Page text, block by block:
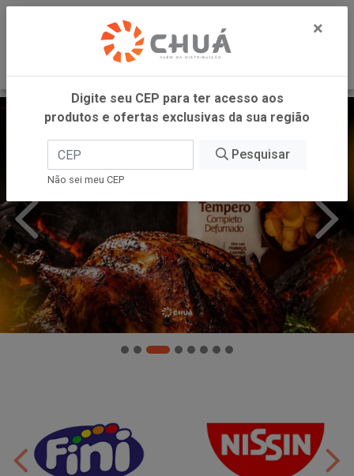
×
Digite seu CEP para ter acesso aos
produtos e ofertas exclusivas da sua região
Pesquisar
Não sei meu CEP